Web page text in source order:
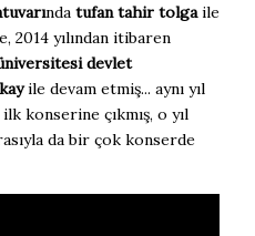
nda tufan tahir tolgaile
2014 yılından itibaren
devlet
ile devam etmiş... aynı yıl
konserine çıkmış, o yıl
da bir çok konserde